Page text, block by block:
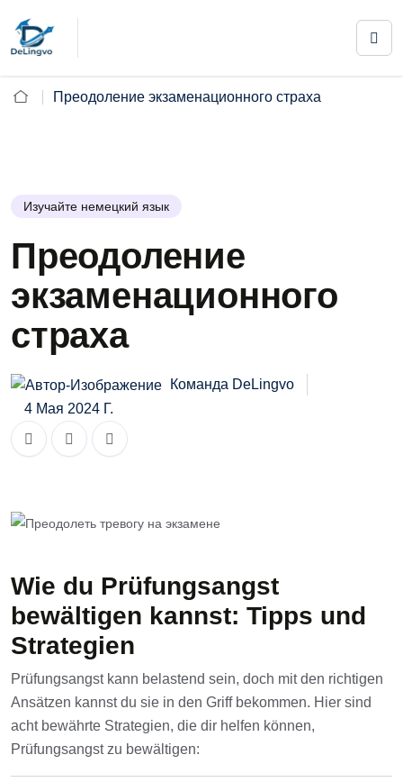
Преодоление экзаменационного страха
Изучайте немецкий язык
Преодоление
экзаменационного
страха
Команда DeLingvo
4 Мая 2024 Г.
Wie du Prüfungsangst
bewältigen kannst: Tipps und
Strategien
Prüfungsangst kann belastend sein, doch mit den richtigen
Ansätzen kannst du sie in den Griff bekommen. Hier sind
acht bewährte Strategien, die dir helfen können,
Prüfungsangst zu bewältigen: